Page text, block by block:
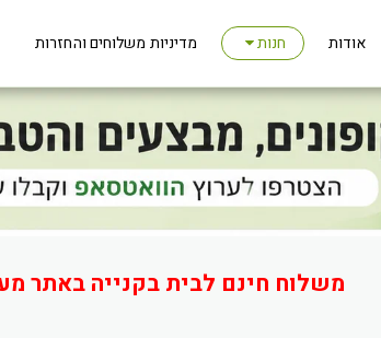
משלוח חינם לבית בקנייה באתר מעל 500
אודות חנות מדיניות משלוחים והחזרות